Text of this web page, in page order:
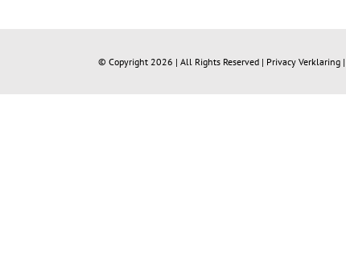
© Copyright 2026 | All Rights Reserved | Privacy Verklaring |